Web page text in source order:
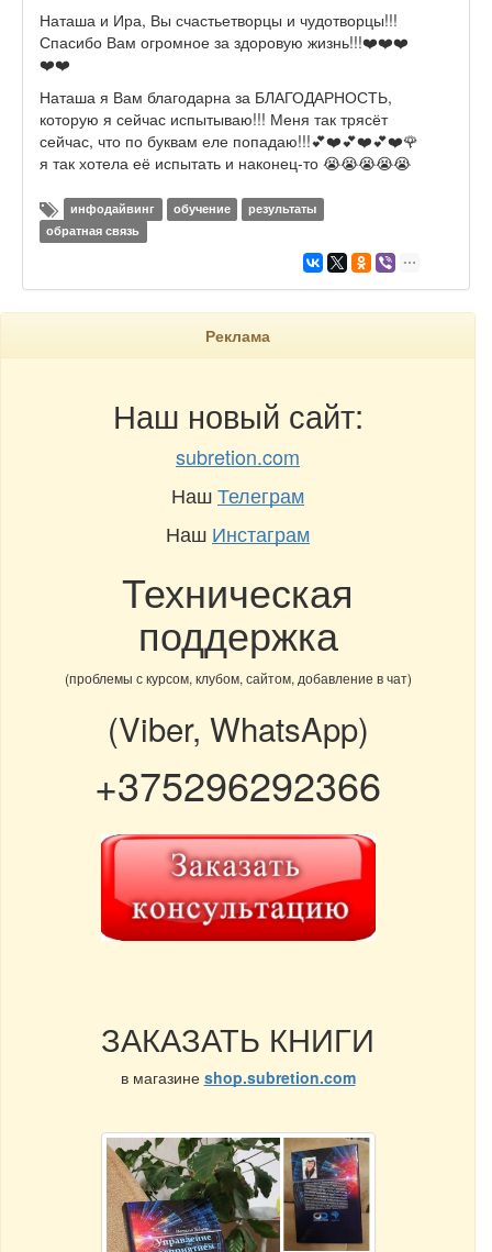
Наташа и Ира, Вы счастьетворцы и чудотворцы!!!
Спасибо Вам огромное за здоровую жизнь!!!❤️❤️❤️
❤️❤️
Наташа я Вам благодарна за БЛАГОДАРНОСТЬ,
которую я сейчас испытываю!!! Меня так трясёт
сейчас, что по буквам еле попадаю!!!💕❤️💕❤️💕❤️🌹
я так хотела её испытать и наконец-то 😭😭😭😭😭
инфодайвинг обучение
результаты
обратная связь
Реклама
Наш новый сайт:
subretion.com
НашТелеграм
Наш Инстаграм
Техническая
поддержка
(проблемы с курсом, клубом, сайтом, добавление в чат)
(Viber, WhatsApp)
+375296292366
ЗАКАЗАТЬ КНИГИ
в магазине shop.subretion.com